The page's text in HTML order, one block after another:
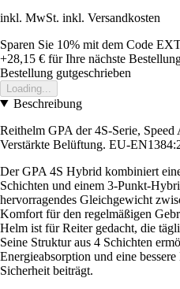
inkl. MwSt. inkl. Versandkosten
Sparen Sie 10% mit dem Code
+28,15 € für Ihre nächste
Bestellung gutgeschrieben
Loading...
Beschreibung
Reithelm GPA der 4S-Serie,
Verstärkte Belüftung. EU-
Der GPA 4S Hybrid kombiniert
Schichten und einem 3-Punkt-
hervorragendes Gleichgewicht
Komfort für den regelmäßigen
Helm ist für Reiter gedacht, die
Seine Struktur aus 4 Schichten
Energieabsorption und eine
Sicherheit beiträgt.